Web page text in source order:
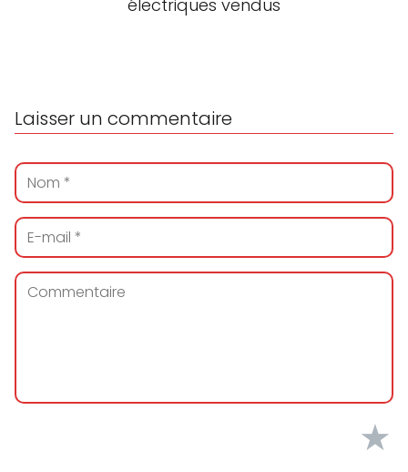
électriques vendus
Laisser un commentaire
★